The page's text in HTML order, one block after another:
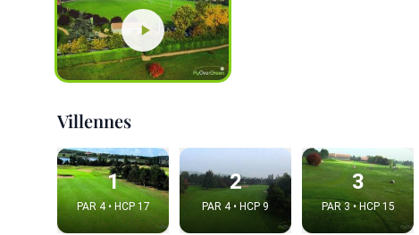
Villennes
1
PAR 4 • HCP 17
2
PAR 4 • HCP 9
3
PAR 3 • HCP 15